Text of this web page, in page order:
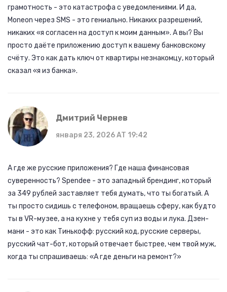
грамотность - это катастрофа с уведомлениями. И да,
Moneon через SMS - это гениально. Никаких разрешений,
никаких «я согласен на доступ к моим данным». А вы? Вы
просто даёте приложению доступ к вашему банковскому
счёту. Это как дать ключ от квартиры незнакомцу, который
сказал «я из банка».
Дмитрий Чернев
января 23, 2026 AT 19:42
А где же русские приложения? Где наша финансовая
суверенность? Spendee - это западный брендинг, который
за 349 рублей заставляет тебя думать, что ты богатый. А
ты просто сидишь с телефоном, вращаешь сферу, как будто
ты в VR-музее, а на кухне у тебя суп из воды и лука. Дзен-
мани - это как Тинькофф: русский код, русские серверы,
русский чат-бот, который отвечает быстрее, чем твой муж,
когда ты спрашиваешь: «А где деньги на ремонт?»